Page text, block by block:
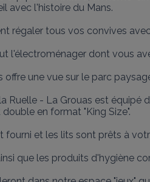
avec l'histoire du Mans.
régaler tous vos convives
l'électroménager dont vous
offre une vue sur le parc
Ruelle - La Grouas est
en format "King Size".
fourni et les lits sont prêts à
que les produits d'hygiène